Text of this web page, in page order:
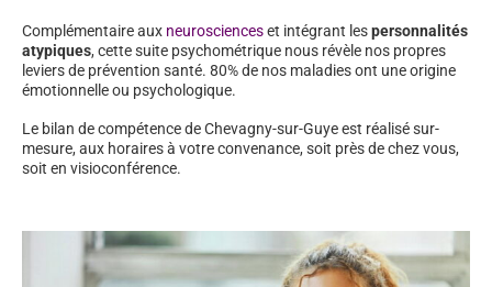
Complémentaire aux neuroscienceset intégrant lespersonnalités
atypiques, cette suite psychométrique nous révèle nos propres
leviers de prévention santé. 80% de nos maladies ont une origine
émotionnelle ou psychologique.
Le bilan de compétence de Chevagny-sur-Guye est réalisé sur-
mesure, aux horaires à votre convenance, soit près de chez vous,
soit en visioconférence.